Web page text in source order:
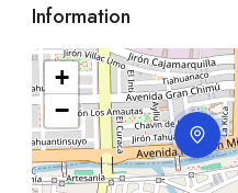
Information
+
−